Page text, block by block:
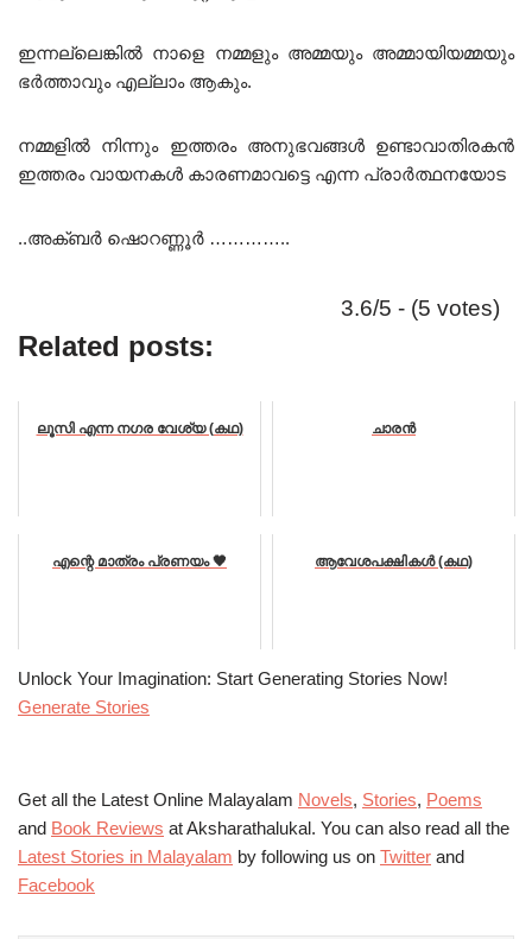
ഇന്നല്ലെങ്കിൽ നാളെ നമ്മളും അമ്മയും അമ്മായിയമ്മയും
ഭർത്താവും എല്ലാം ആകും.
നമ്മളിൽ നിന്നും ഇത്തരം അനുഭവങ്ങൾ ഉണ്ടാവാതിരകൻ
ഇത്തരം വായനകൾ കാരണമാവട്ടെ എന്ന പ്രാർത്ഥനയോട
..അക്ബർ ഷൊറണ്ണൂർ …………..
3.6/5 - (5 votes)
Related posts:
ലൂസി എന്ന നഗര വേശ്യ (കഥ) ചാരൻ
എന്റെ മാത്രം പ്രണയം 🖤 ആവേശപക്ഷികൾ (കഥ)
Unlock Your Imagination: Start Generating Stories Now!
Generate Stories
Get all the Latest Online Malayalam Novels, Stories, Poems
and Book Reviews at Aksharathalukal. You can also read all the
Latest Stories in Malayalam by following us on Twitter and
Facebook